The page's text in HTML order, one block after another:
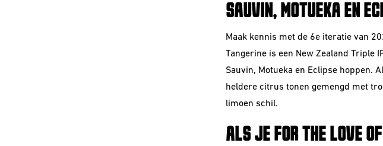
SAUVIN, MOTUEKA EN
Maak kennis met de 6e iteratie van
Tangerine is een New Zealand Triple
Sauvin, Motueka en Eclipse hoppen.
heldere citrus tonen gemengd met
limoen schil.
ALS JE FOR THE LOVE